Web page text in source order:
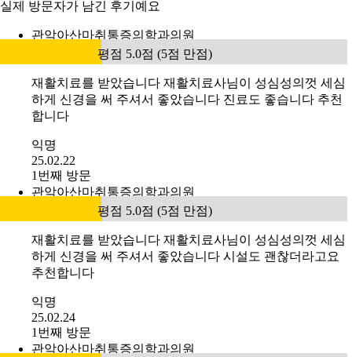
실제 방문자가 남긴 후기예요
관악아산마취통증의학과의원
평점 5.0점 (5점 만점)
재활치료를 받았습니다 재활치료사님이 성심성의껏 세심
하게 신경을 써 주셔서 좋았습니다 진료도 좋습니다 추천
합니다
익명
25.02.22
1번째 방문
관악아산마취통증의학과의원
평점 5.0점 (5점 만점)
재활치료를 받았습니다 재활치료사님이 성심성의껏 세심
하게 신경을 써 주셔서 좋았습니다 시설도 괜찮더라고요
추천합니다
익명
25.02.24
1번째 방문
관악아산마취통증의학과의원